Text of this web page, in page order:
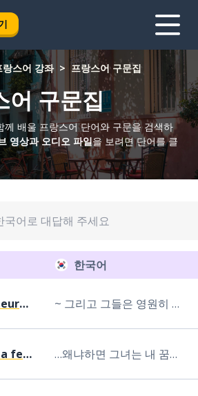
랑스어 강좌 프랑스어 구문집
어 구문집
께 배울 프랑스어 단어와 구문을 검색하
영상과 오디오 파일을 보려면 단어를 클
한국어
... et ils vécurent heureux jusqu'à la fin ~ 그리고 그들은 영원히 행복하게 살았어요
... parce que c'est la femme de mes rêves …왜냐하면 그녀는 내 꿈의 여성이기 때문입니다